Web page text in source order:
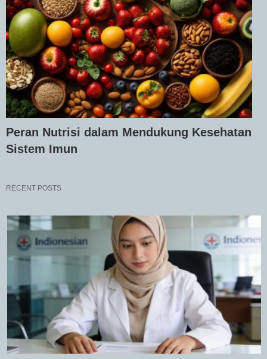
Peran Nutrisi dalam Mendukung Kesehatan
Sistem Imun
RECENT POSTS